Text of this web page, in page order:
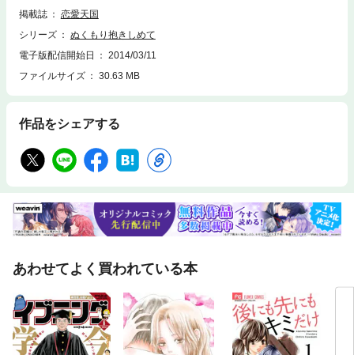
掲載誌
恋愛天国
シリーズ
ぬくもり抱きしめて
電子版配信開始日
2014/03/11
ファイルサイズ
30.63 MB
作品をシェアする
あわせてよく買われている本